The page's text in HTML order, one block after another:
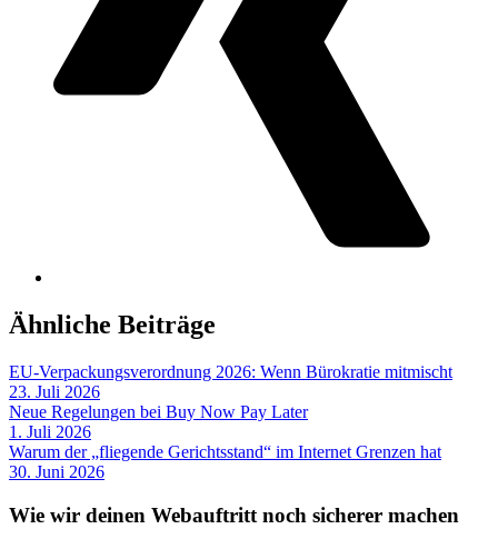
Ähnliche Beiträge
EU-Verpackungsverordnung 2026: Wenn Bürokratie mitmischt
23. Juli 2026
Neue Regelungen bei Buy Now Pay Later
1. Juli 2026
Warum der „fliegende Gerichtsstand“ im Internet Grenzen hat
30. Juni 2026
Wie wir deinen Webauftritt noch sicherer machen